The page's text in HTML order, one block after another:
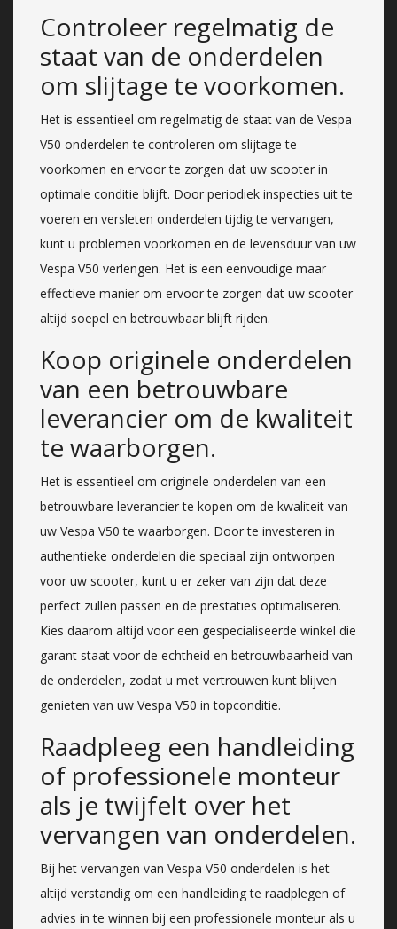
Controleer regelmatig de
staat van de onderdelen
om slijtage te voorkomen.
Het is essentieel om regelmatig de staat van de Vespa
V50 onderdelen te controleren om slijtage te
voorkomen en ervoor te zorgen dat uw scooter in
optimale conditie blijft. Door periodiek inspecties uit te
voeren en versleten onderdelen tijdig te vervangen,
kunt u problemen voorkomen en de levensduur van uw
Vespa V50 verlengen. Het is een eenvoudige maar
effectieve manier om ervoor te zorgen dat uw scooter
altijd soepel en betrouwbaar blijft rijden.
Koop originele onderdelen
van een betrouwbare
leverancier om de kwaliteit
te waarborgen.
Het is essentieel om originele onderdelen van een
betrouwbare leverancier te kopen om de kwaliteit van
uw Vespa V50 te waarborgen. Door te investeren in
authentieke onderdelen die speciaal zijn ontworpen
voor uw scooter, kunt u er zeker van zijn dat deze
perfect zullen passen en de prestaties optimaliseren.
Kies daarom altijd voor een gespecialiseerde winkel die
garant staat voor de echtheid en betrouwbaarheid van
de onderdelen, zodat u met vertrouwen kunt blijven
genieten van uw Vespa V50 in topconditie.
Raadpleeg een handleiding
of professionele monteur
als je twijfelt over het
vervangen van onderdelen.
Bij het vervangen van Vespa V50 onderdelen is het
altijd verstandig om een handleiding te raadplegen of
advies in te winnen bij een professionele monteur als u